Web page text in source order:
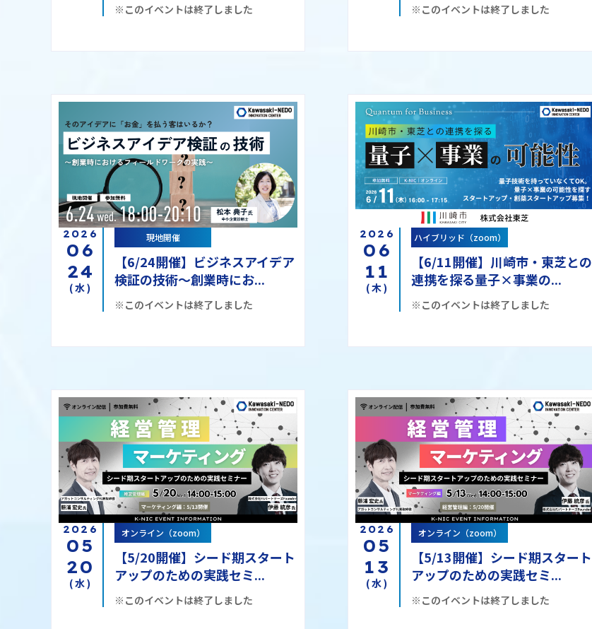
※このイベントは終了しました ※このイベントは終了しました
2026
06
24
(水)
現地開催
【6/24開催】ビジネスアイデア
検証の技術〜創業時にお...
※このイベントは終了しました
2026
06
11
(木)
ハイブリッド（zoom）
【6/11開催】川崎市・東芝との
連携を探る量子×事業の...
※このイベントは終了しました
2026
05
20
(水)
オンライン（zoom）
【5/20開催】シード期スタート
アップのための実践セミ...
※このイベントは終了しました
2026
05
13
(水)
オンライン（zoom）
【5/13開催】シード期スタート
アップのための実践セミ...
※このイベントは終了しました